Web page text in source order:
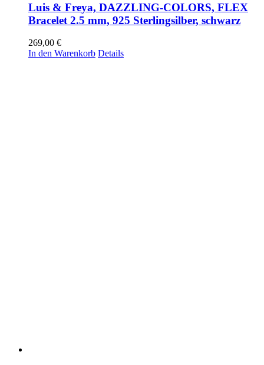
Luis & Freya, DAZZLING-COLORS, FLEX
Bracelet 2.5 mm, 925 Sterlingsilber, schwarz
269,00 €
In den Warenkorb Details